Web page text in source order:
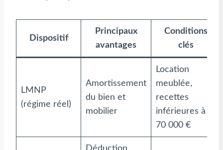
Dispositif
Principaux
avantages
Conditions
clés
LMNP
(régime réel)
Amortissement
du bien et
mobilier
Location
meublée,
recettes
inférieures à
70 000 €